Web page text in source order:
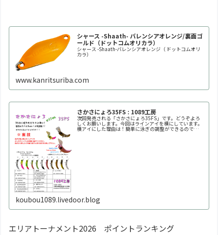
シャース -Shaath- バレンシアオレンジ/裏面ゴ
ールド（ドットコムオリカラ）
シャース -Shaath-バレンシアオレンジ（ ドットコムオリ
カラ）
www.kanritsuriba.com
さかさにょろ35FS : 1089工房
次回発売される「さかさにょろ35FS」です。どうぞよろ
しくお願いします。今回はラインアイを横にしています。
横アイにした理由は！簡単に泳ぎの調整ができるので
koubou1089.livedoor.blog
エリアトーナメント2026 ポイントランキング